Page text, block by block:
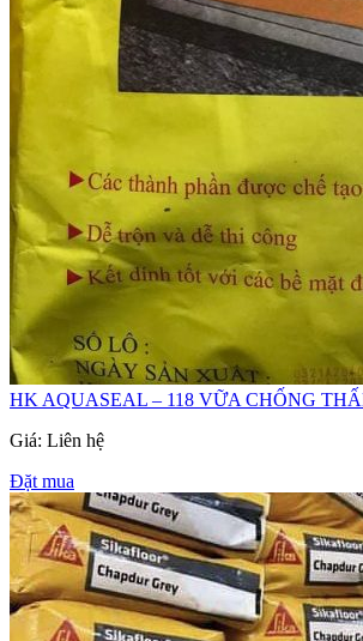
HK AQUASEAL – 118 VỮA CHỐNG
Giá: Liên hệ
Đặt mua